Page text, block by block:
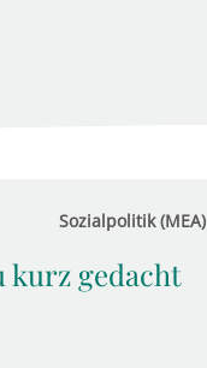
Sozialpolitik (MEA)
kurz gedacht